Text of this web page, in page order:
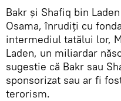
Bakr şi Shafiq bin
Osama, înrudiţi cu
intermediul tatălui lor,
Laden, un miliardar
sugestie că Bakr sau
sponsorizat sau ar fi
terorism.